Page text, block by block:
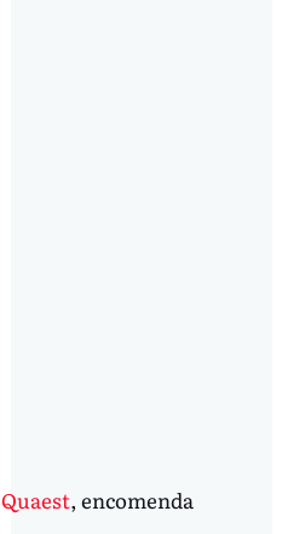
Quaest, encomenda